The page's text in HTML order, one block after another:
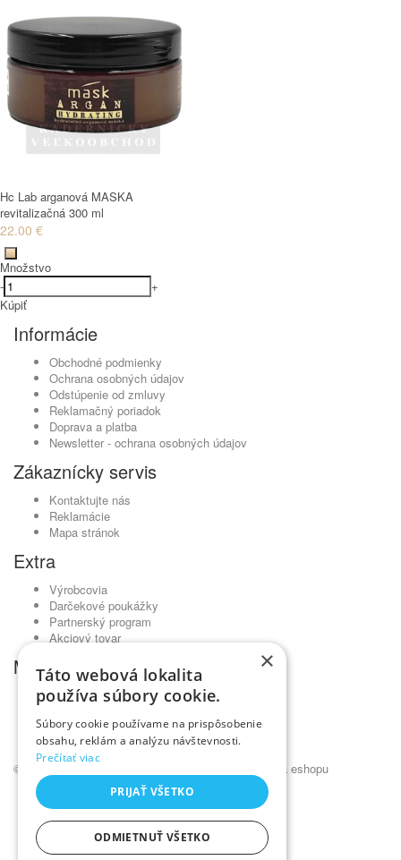
Hc Lab arganová MASKA
revitalizačná 300 ml
22.00 €
Množstvo
-
+
Kúpiť
Informácie
Obchodné podmienky
Ochrana osobných údajov
Odstúpenie od zmluvy
Reklamačný poriadok
Doprava a platba
Newsletter - ochrana osobných údajov
Zákaznícky servis
Kontaktujte nás
Reklamácie
Mapa stránok
Extra
Výrobcovia
Darčekové poukážky
Partnerský program
Akciový tovar
Môj účet
Môj účet
História objednávok
Obľúbené produkty
Novinky
© Kadernícky veľkoobchod •
NajReklama.sk - tvorba eshopu
×
Táto webová lokalita
používa súbory cookie.
Súbory cookie používame na prispôsobenie
obsahu, reklám a analýzu návštevnosti.
Prečítať viac
PRIJAŤ VŠETKO
ODMIETNUŤ VŠETKO